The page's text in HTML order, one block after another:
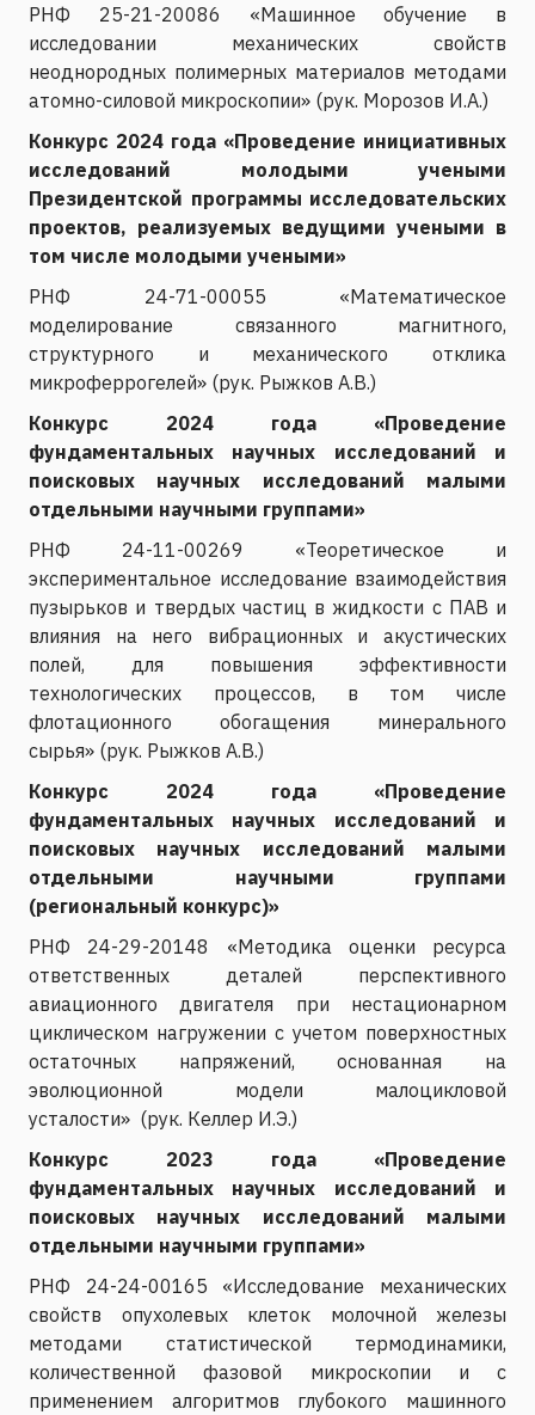
РНФ 25-21-20086 «Машинное обучение в
исследовании механических свойств
неоднородных полимерных материалов методами
атомно-силовой микроскопии» (рук. Морозов И.А.)
Конкурс 2024 года «Проведение инициативных
исследований молодыми учеными
Президентской программы исследовательских
проектов, реализуемых ведущими учеными в
том числе молодыми учеными»
РНФ 24-71-00055 «Математическое
моделирование связанного магнитного,
структурного и механического отклика
микроферрогелей» (рук. Рыжков А.В.)
Конкурс 2024 года «Проведение
фундаментальных научных исследований и
поисковых научных исследований малыми
отдельными научными группами»
РНФ 24-11-00269 «Теоретическое и
экспериментальное исследование взаимодействия
пузырьков и твердых частиц в жидкости с ПАВ и
влияния на него вибрационных и акустических
полей, для повышения эффективности
технологических процессов, в том числе
флотационного обогащения минерального
сырья» (рук. Рыжков А.В.)
Конкурс 2024 года «Проведение
фундаментальных научных исследований и
поисковых научных исследований малыми
отдельными научными группами
(региональный конкурс)»
РНФ 24-29-20148 «Методика оценки ресурса
ответственных деталей перспективного
авиационного двигателя при нестационарном
циклическом нагружении с учетом поверхностных
остаточных напряжений, основанная на
эволюционной модели малоцикловой
усталости» (рук. Келлер И.Э.)
Конкурс 2023 года «Проведение
фундаментальных научных исследований и
поисковых научных исследований малыми
отдельными научными группами»
РНФ 24-24-00165 «Исследование механических
свойств опухолевых клеток молочной железы
методами статистической термодинамики,
количественной фазовой микроскопии и с
применением алгоритмов глубокого машинного